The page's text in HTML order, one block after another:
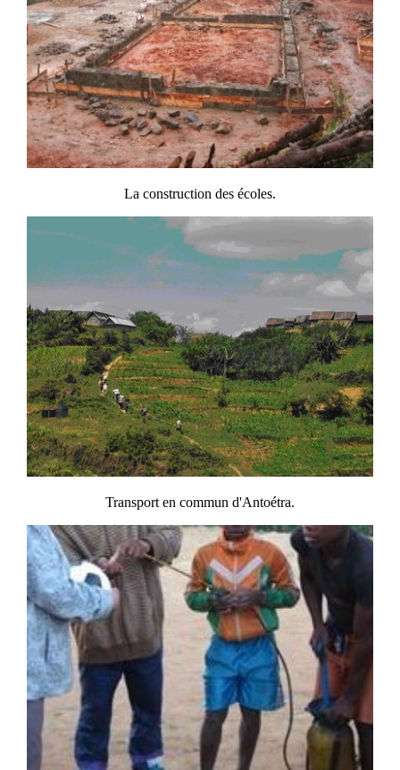
La construction des écoles.
Transport en commun d'Antoétra.